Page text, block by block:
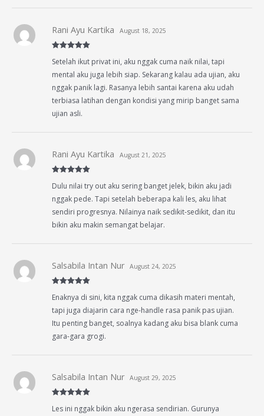
of 5
Rani Ayu Kartika August 18, 2025
Setelah ikut privat ini, aku nggak cuma naik nilai, tapi
mental aku juga lebih siap. Sekarang kalau ada ujian, aku
nggak panik lagi. Rasanya lebih santai karena aku udah
terbiasa latihan dengan kondisi yang mirip banget sama
ujian asli.
of 5
Rani Ayu Kartika August 21, 2025
Dulu nilai try out aku sering banget jelek, bikin aku jadi
nggak pede. Tapi setelah beberapa kali les, aku lihat
sendiri progresnya. Nilainya naik sedikit-sedikit, dan itu
bikin aku makin semangat belajar.
of 5
Salsabila Intan Nur August 24, 2025
Enaknya di sini, kita nggak cuma dikasih materi mentah,
tapi juga diajarin cara nge-handle rasa panik pas ujian.
Itu penting banget, soalnya kadang aku bisa blank cuma
gara-gara grogi.
of 5
Salsabila Intan Nur August 29, 2025
Les ini nggak bikin aku ngerasa sendirian. Gurunya